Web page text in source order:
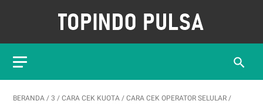
BERANDA / 3 / CARA CEK KUOTA / CARA CEK OPERATOR SELULAR /